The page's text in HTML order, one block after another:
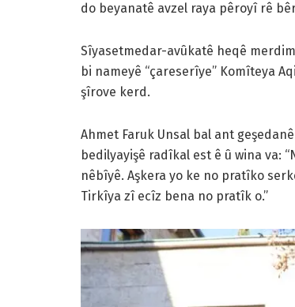
do beyanatê avzel raya pêroyî rê
Sîyasetmedar-avûkatê heqê
bi nameyê “çareserîye” Komîteya
şîrove kerd.
Ahmet Faruk Unsal bal ant
bedilyayişê radîkal est ê û wina va:
nêbîyê. Aşkera yo ke no pratîko
Tirkîya zî ecîz bena no pratîk o.”